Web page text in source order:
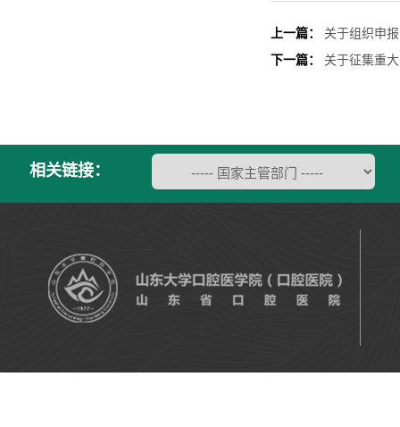
上一篇：
关于组织申
下一篇：
关于征集重
相关链接：